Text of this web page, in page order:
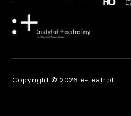
Copyright © 2026 e-teatr.pl